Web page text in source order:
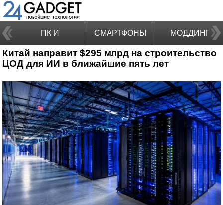
ПК И
НОУТБУКИ
СМАРТФОНЫ МОДДИНГ
Китай направит $295 млрд на строительство
ЦОД для ИИ в ближайшие пять лет